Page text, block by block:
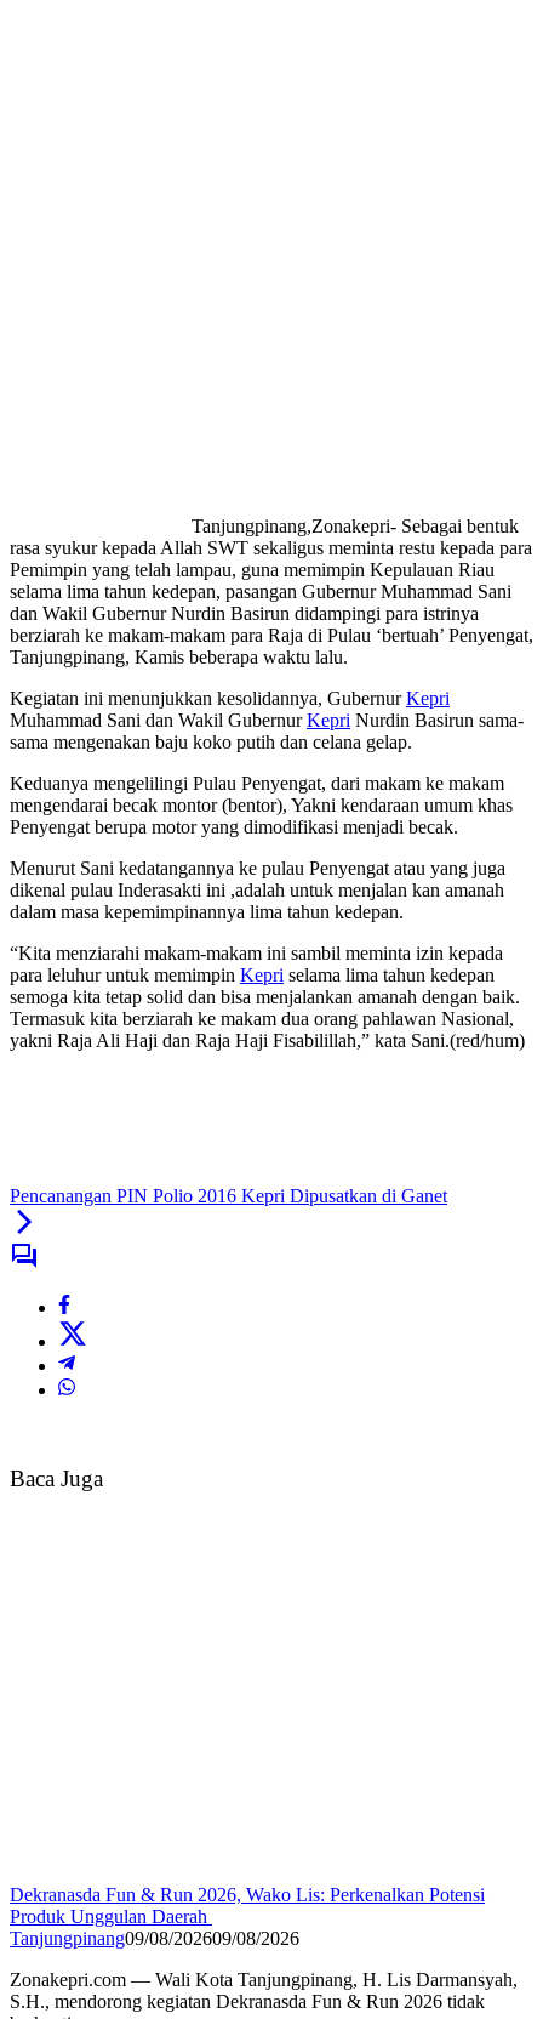
Tanjungpinang,Zonakepri- Sebagai bentuk
rasa syukur kepada Allah SWT sekaligus meminta restu kepada para
Pemimpin yang telah lampau, guna memimpin Kepulauan Riau
selama lima tahun kedepan, pasangan Gubernur Muhammad Sani
dan Wakil Gubernur Nurdin Basirun didampingi para istrinya
berziarah ke makam-makam para Raja di Pulau ‘bertuah’ Penyengat,
Tanjungpinang, Kamis beberapa waktu lalu.
Kegiatan ini menunjukkan kesolidannya, GubernurKepri
Muhammad Sani dan Wakil GubernurKepri Nurdin Basirun sama-
sama mengenakan baju koko putih dan celana gelap.
Keduanya mengelilingi Pulau Penyengat, dari makam ke makam
mengendarai becak montor (bentor), Yakni kendaraan umum khas
Penyengat berupa motor yang dimodifikasi menjadi becak.
Menurut Sani kedatangannya ke pulau Penyengat atau yang juga
dikenal pulau Inderasakti ini ,adalah untuk menjalan kan amanah
dalam masa kepemimpinannya lima tahun kedepan.
“Kita menziarahi makam-makam ini sambil meminta izin kepada
para leluhur untuk memimpin Kepri selama lima tahun kedepan
semoga kita tetap solid dan bisa menjalankan amanah dengan baik.
Termasuk kita berziarah ke makam dua orang pahlawan Nasional,
yakni Raja Ali Haji dan Raja Haji Fisabilillah,” kata Sani.(red/hum)
Pencanangan PIN Polio 2016 Kepri Dipusatkan di Ganet
Baca Juga
Dekranasda Fun & Run 2026, Wako Lis: Perkenalkan Potensi
Produk Unggulan Daerah
Tanjungpinang09/08/202609/08/2026
Zonakepri.com — Wali Kota Tanjungpinang, H. Lis Darmansyah,
S.H., mendorong kegiatan Dekranasda Fun & Run 2026 tidak